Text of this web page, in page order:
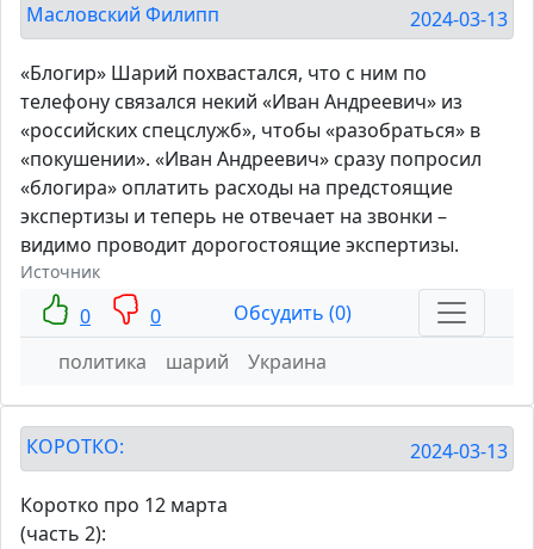
Масловский Филипп 2024-03-13
«Блогир» Шарий похвастался, что с ним по
телефону связался некий «Иван Андреевич» из
«российских спецслужб», чтобы «разобраться» в
«покушении». «Иван Андреевич» сразу попросил
«блогира» оплатить расходы на предстоящие
экспертизы и теперь не отвечает на звонки –
видимо проводит дорогостоящие экспертизы.
Источник
0 0
Обсудить (0)
политика
шарий Украина
КОРОТКО: 2024-03-13
Коротко про 12 марта
(часть 2):